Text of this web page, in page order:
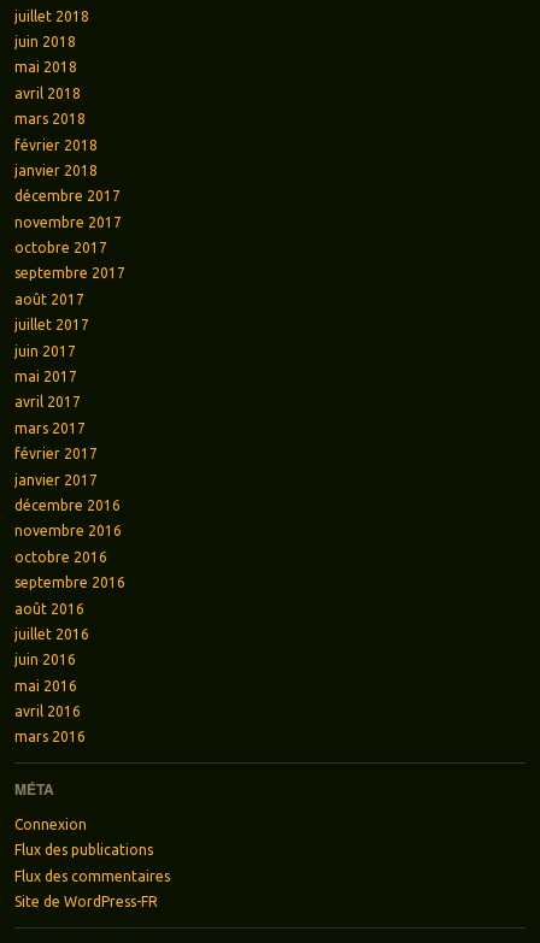
juillet 2018
juin 2018
mai 2018
avril 2018
mars 2018
février 2018
janvier 2018
décembre 2017
novembre 2017
octobre 2017
septembre 2017
août 2017
juillet 2017
juin 2017
mai 2017
avril 2017
mars 2017
février 2017
janvier 2017
décembre 2016
novembre 2016
octobre 2016
septembre 2016
août 2016
juillet 2016
juin 2016
mai 2016
avril 2016
mars 2016
MÉTA
Connexion
Flux des publications
Flux des commentaires
Site de WordPress-FR